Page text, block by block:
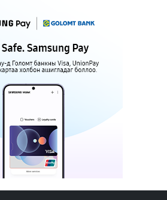
агуулахуудад буулгах ажлыг
байна
БНХАУ-аас сар бүр 12-15 мянган
автобензин тогтмол нийлүүлэх хүсэлт
тоогоор төгссөн автомашинтай
мянган төгрөгөнд БЕНЗИН авна
1